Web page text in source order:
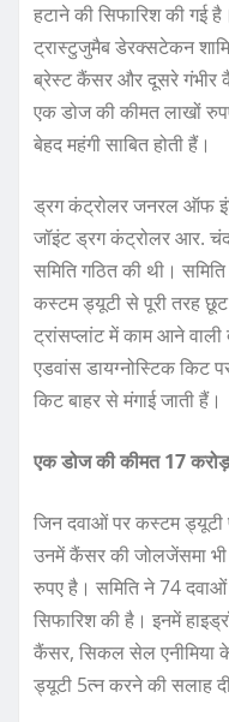
हटाने की सिफारिश की गई
ट्रास्टुजुमैब डेरक्सटेकन
ब्रेस्ट कैंसर और दूसरे गंभीर
एक डोज की कीमत लाखों
बेहद महंगी साबित होती हैं।
ड्रग कंट्रोलर जनरल ऑफ
जॉइंट ड्रग कंट्रोलर आर.
समिति गठित की थी।
कस्टम ड्यूटी से पूरी तरह छूट
ट्रांसप्लांट में काम आने
एडवांस डायग्नोस्टिक किट
किट बाहर से मंगाई जाती हैं।
एक डोज की कीमत 17
जिन दवाओं पर कस्टम ड्यूटी
उनमें कैंसर की जोलजेंसमा
रुपए है। समिति ने 74
सिफारिश की है। इनमें
कैंसर, सिकल सेल एनीमिया के
ड्यूटी 5त्न करने की सलाह